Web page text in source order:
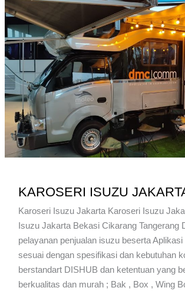
NLR
4
Ban
KAROSERI ISUZU
Karoseri Isuzu Jakarta Karoseri Isuzu
Isuzu Jakarta Bekasi Cikarang Tangerang
pelayanan penjualan isuzu beserta
sesuai dengan spesifikasi dan kebutuhan
berstandart DISHUB dan ketentuan yang
berkualitas dan murah ; Bak , Box , Wing